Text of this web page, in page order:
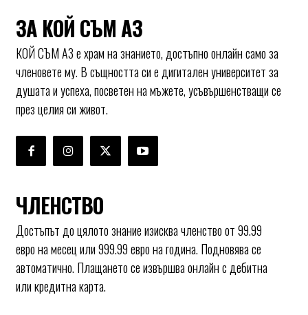
ЗА КОЙ СЪМ АЗ
КОЙ СЪМ АЗ е храм на знанието, достъпно онлайн само за
членовете му. В същността си е дигитален университет за
душата и успеха, посветен на мъжете, усъвършенстващи се
през целия си живот.
ЧЛЕНСТВО
Достъпът до цялото знание изисква членство от 99.99
евро на месец или 999.99 евро на година. Подновява се
автоматично. Плащането се извършва онлайн с дебитна
или кредитна карта.